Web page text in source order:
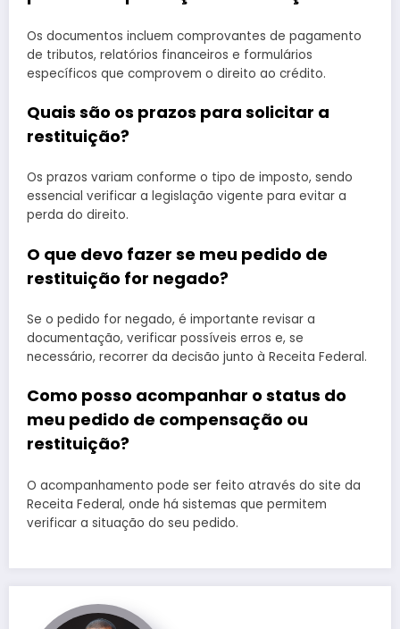
Os documentos incluem comprovantes de pagamento
de tributos, relatórios financeiros e formulários
específicos que comprovem o direito ao crédito.
Quais são os prazos para solicitar a
restituição?
Os prazos variam conforme o tipo de imposto, sendo
essencial verificar a legislação vigente para evitar a
perda do direito.
O que devo fazer se meu pedido de
restituição for negado?
Se o pedido for negado, é importante revisar a
documentação, verificar possíveis erros e, se
necessário, recorrer da decisão junto à Receita Federal.
Como posso acompanhar o status do
meu pedido de compensação ou
restituição?
O acompanhamento pode ser feito através do site da
Receita Federal, onde há sistemas que permitem
verificar a situação do seu pedido.